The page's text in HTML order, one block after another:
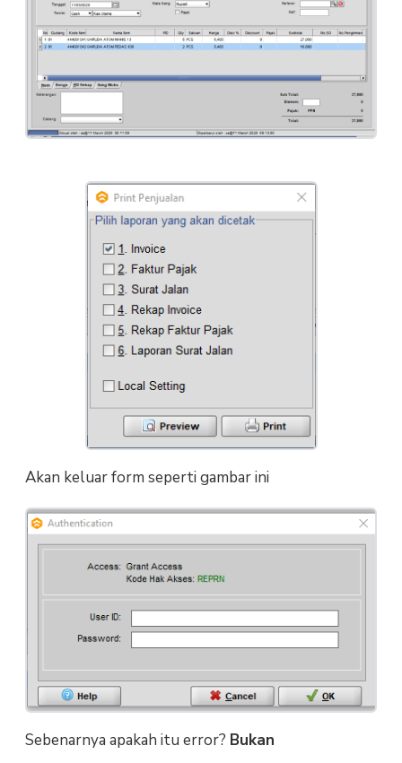
Akan keluar form seperti gambar ini
Sebenarnya apakah itu error? Bukan